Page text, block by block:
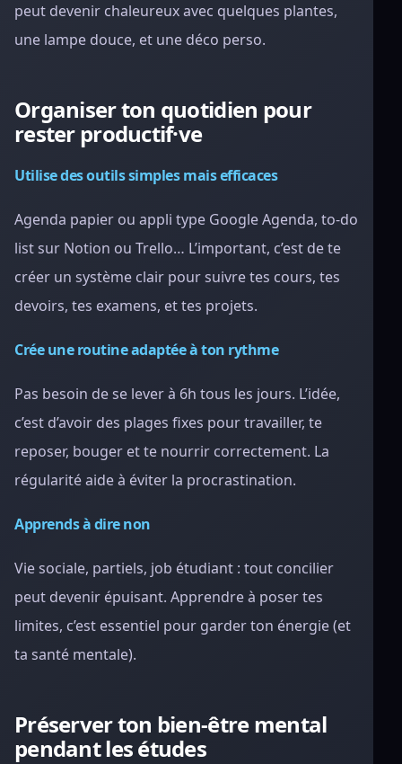
peut devenir chaleureux avec quelques plantes,
une lampe douce, et une déco perso.
Organiser ton quotidien pour
rester productif·ve
Utilise des outils simples mais efficaces
Agenda papier ou appli type Google Agenda, to-do
list sur Notion ou Trello… L’important, c’est de te
créer un système clair pour suivre tes cours, tes
devoirs, tes examens, et tes projets.
Crée une routine adaptée à ton rythme
Pas besoin de se lever à 6h tous les jours. L’idée,
c’est d’avoir des plages fixes pour travailler, te
reposer, bouger et te nourrir correctement. La
régularité aide à éviter la procrastination.
Apprends à dire non
Vie sociale, partiels, job étudiant : tout concilier
peut devenir épuisant. Apprendre à poser tes
limites, c’est essentiel pour garder ton énergie (et
ta santé mentale).
Préserver ton bien-être mental
pendant les études